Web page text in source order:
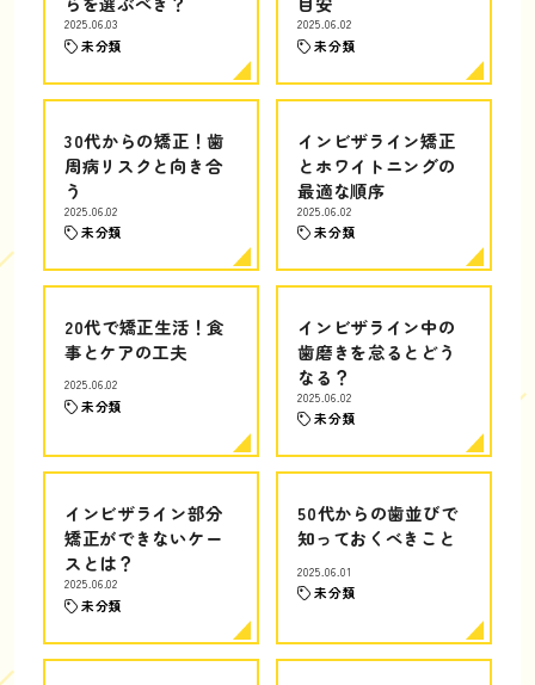
2025.06.03
未分類
2025.06.02
未分類
30代からの矯正！歯
周病リスクと向き合
う
2025.06.02
未分類
インビザライン矯正
とホワイトニングの
最適な順序
2025.06.02
未分類
20代で矯正生活！食
事とケアの工夫
2025.06.02
未分類
インビザライン中の
歯磨きを怠るとどう
なる？
2025.06.02
未分類
インビザライン部分
矯正ができないケー
スとは？
2025.06.02
未分類
50代からの歯並びで
知っておくべきこと
2025.06.01
未分類